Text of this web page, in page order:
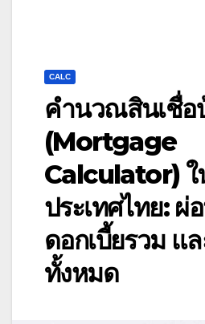
CALC
คำนวณสินเชื่อ
(Mortgage
Calculator) ใ
ประเทศไทย: ผ่
ดอกเบี้ยรวม แ
ทั้งหมด